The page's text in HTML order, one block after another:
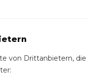
von Drittanbietern, die